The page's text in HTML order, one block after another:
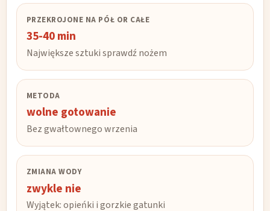
PRZEKROJONE NA PÓŁ OR CAŁE
35-40 min
Największe sztuki sprawdź nożem
METODA
wolne gotowanie
Bez gwałtownego wrzenia
ZMIANA WODY
zwykle nie
Wyjątek: opieńki i gorzkie gatunki